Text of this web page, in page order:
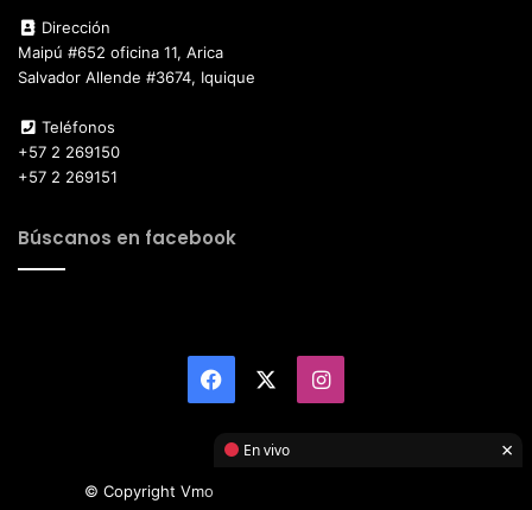
Dirección
Maipú #652 oficina 11, Arica
Salvador Allende #3674, Iquique
Teléfonos
+57 2 269150
+57 2 269151
Búscanos en facebook
Facebook Instagram
© Copyright Vmotor TI 2026, All Rights Reserved
En vivo ×